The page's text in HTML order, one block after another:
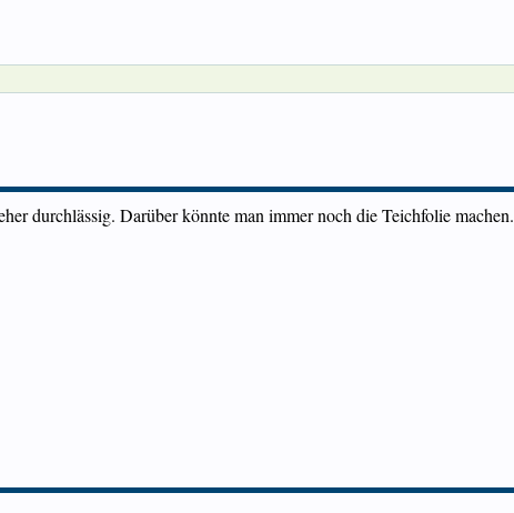
durchlässig. Darüber könnte man immer noch die Teichfolie machen.